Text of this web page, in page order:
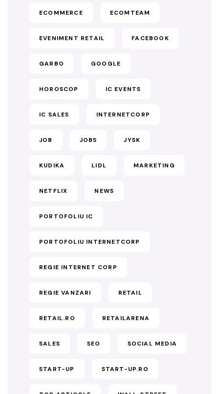
ECOMMERCE ECOMTEAM
EVENIMENT RETAIL FACEBOOK
GARBO GOOGLE
HOROSCOP IC EVENTS
IC SALES INTERNETCORP
JOB JOBS JYSK
KUDIKA LIDL MARKETING
NETFLIX NEWS
PORTOFOLIU IC
PORTOFOLIU INTERNETCORP
REGIE INTERNET CORP
REGIE VANZARI RETAIL
RETAIL.RO RETAILARENA
SALES SEO SOCIAL MEDIA
START-UP START-UP.RO